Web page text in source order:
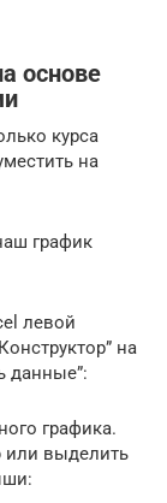
основе
курса
на
график
левой
на
данные”:
графика.
или выделить